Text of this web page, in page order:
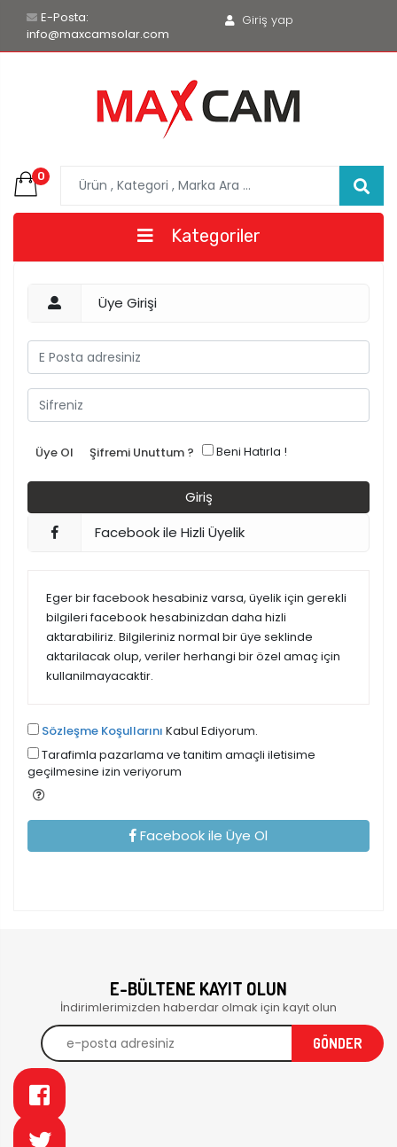
E-Posta:
info@maxcamsolar.com
Giriş yap
0
Kategoriler
Üye Girişi
Beni Hatırla !
Üye Ol Şifremi Unuttum ?
Facebook ile Hizli Üyelik
Eger bir facebook hesabiniz varsa, üyelik için gerekli
bilgileri facebook hesabinizdan daha hizli
aktarabiliriz. Bilgileriniz normal bir üye seklinde
aktarilacak olup, veriler herhangi bir özel amaç için
kullanilmayacaktir.
Sözleşme Koşullarını Kabul Ediyorum.
Tarafimla pazarlama ve tanitim amaçli iletisime
geçilmesine izin veriyorum
Facebook ile Üye Ol
E-BÜLTENE KAYIT OLUN
İndirimlerimizden haberdar olmak için kayıt olun